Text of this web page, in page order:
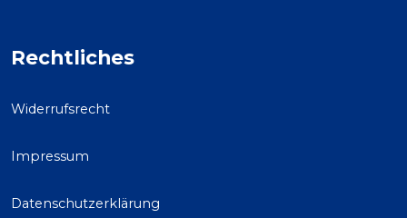
Rechtliches
Widerrufsrecht
Impressum
Datenschutzerklärung